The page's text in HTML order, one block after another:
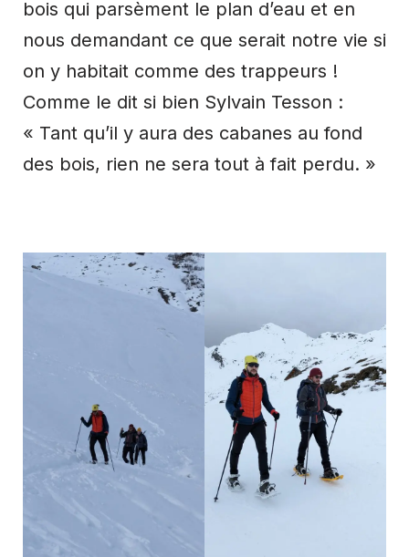
bois qui parsèment le plan d’eau et en
nous demandant ce que serait notre vie si
on y habitait comme des trappeurs !
Comme le dit si bien Sylvain Tesson :
« Tant qu’il y aura des cabanes au fond
des bois, rien ne sera tout à fait perdu. »